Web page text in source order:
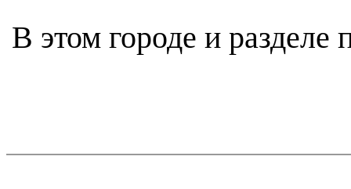
В этом городе и разделе